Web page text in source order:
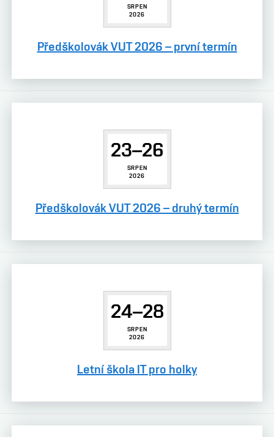
SRPEN
2026
Předškolovák VUT 2026 – první termín
23–26
SRPEN
2026
Předškolovák VUT 2026 – druhý termín
24–28
SRPEN
2026
Letní škola IT pro holky